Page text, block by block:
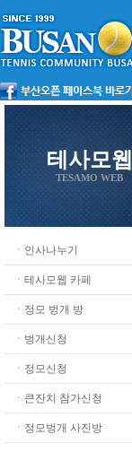
테사모웹
TESAMO WEB
ㆍ인사나누기
ㆍ테사모웹 카페
ㆍ정모 벙개 방
ㆍ벙개신청
ㆍ정모신청
ㆍ큰잔치 참가신청
ㆍ정모벙개 사진방